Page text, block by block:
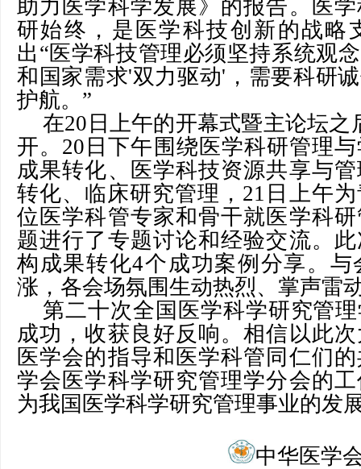
助力医学科学发展》的报告。医
研始终，是医学科技创新的战略
出“医学科技管理必须坚持系统观
和国家需求'双力驱动'，需要科研
护航。”
在20日上午的开幕式暨主论坛之
开。20日下午围绕医学科研管理
成果转化、医学科技资源共享与
转化、临床研究管理，21日上午
位医学科管专家和骨干就医学科
题进行了专题讨论和经验交流。
构成果转化4个成功案例分享。
涨，各会场氛围生动热烈、掌声雷
第二十次全国医学科学研究管
成功，收获良好反响。相信以此
医学会的指导和医学科管同仁们
学会医学科学研究管理学分会的
为我国医学科学研究管理事业的发
中华医学